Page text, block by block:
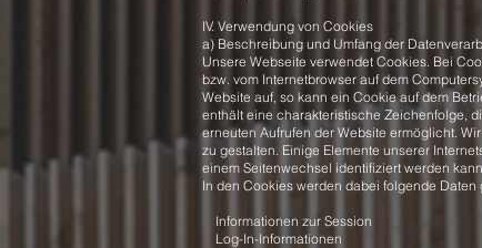
IV. Verwendung von Cookies
a) Beschreibung und Umfang der
Unsere Webseite verwendet Cookies. Bei
bzw. vom Internetbrowser auf dem
Website auf, so kann ein Cookie auf dem
enthält eine charakteristische Zeichenfolge,
erneuten Aufrufen der Website ermöglicht.
zu gestalten. Einige Elemente unserer
einem Seitenwechsel identifiziert werden
In den Cookies werden dabei folgende
Informationen zur Session
Log-In-Informationen